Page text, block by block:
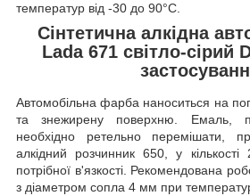
температур від -30 до 90°C.
Сінтетична алкідна
Lada 671 світло-сірий
Автомобільна фарба наноситься на
та знежирену поверхню. Емаль,
необхідно ретельно перемішати,
алкідний розчинник 650, у
потрібної в'язкості. Рекомендована
з діаметром сопла 4 мм при